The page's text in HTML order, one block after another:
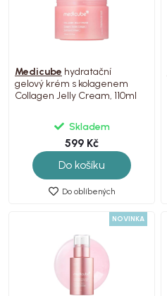
Medicube hydratační
gelový krém s kolagenem
Collagen Jelly Cream, 110ml
Skladem
599 Kč
Do košíku
Do oblíbených
NOVINKA